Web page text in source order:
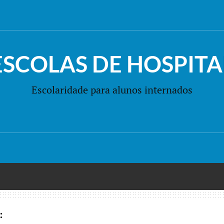
DE
Escolaridade para alunos internados